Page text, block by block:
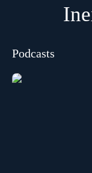
Podcasts